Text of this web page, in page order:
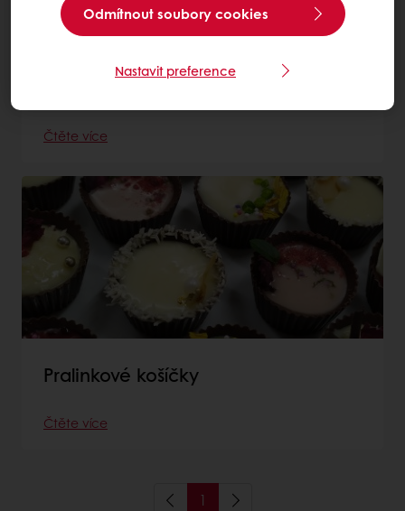
BIO tabulka se semínky a solí
Čtěte více
Pralinkové košíčky
Čtěte více
1
Odmítnout soubory cookies
Nastavit preference